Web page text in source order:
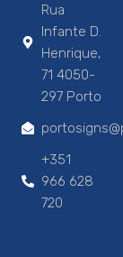
Rua
Infante D.
Henrique,
71 4050-
297 Porto
+351
966 628
720